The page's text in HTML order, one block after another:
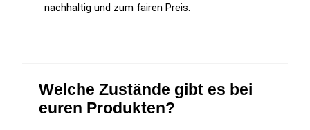
nachhaltig und zum fairen Preis.
Welche Zustände gibt es bei
euren Produkten?